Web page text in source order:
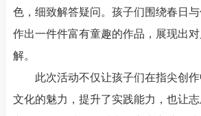
色，细致解答疑问。孩子们围绕春日
作出一件件富有童趣的作品，展现出
解。
此次活动不仅让孩子们在指尖创作
文化的魅力，提升了实践能力，也让